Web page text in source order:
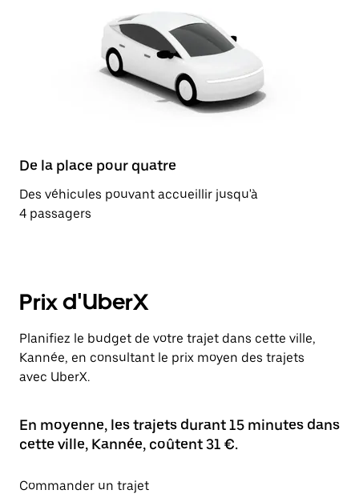
De la place pour quatre
Des véhicules pouvant accueillir jusqu'à
4 passagers
Prix d'UberX
Planifiez le budget de votre trajet dans cette ville,
Kannée, en consultant le prix moyen des trajets
avec UberX.
En moyenne, les trajets durant 15 minutes dans
cette ville, Kannée, coûtent 31 €.
Commander un trajet